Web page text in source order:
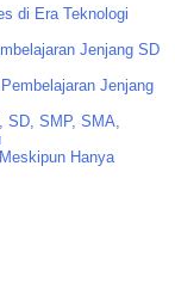
di Era Teknologi
Jenjang SD
Jenjang
SD, SMP, SMA,
Hanya